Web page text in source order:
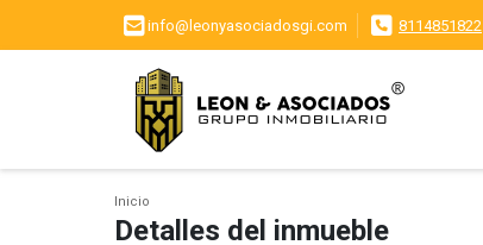
info@leonyasociadosgi.com 8114851822
Inicio
Detalles del inmueble